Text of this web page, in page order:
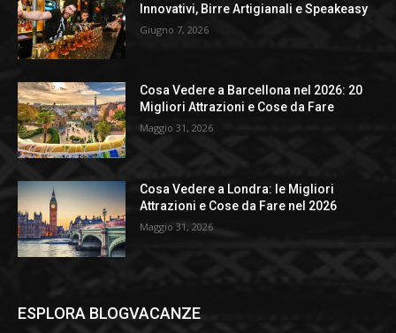
Innovativi, Birre Artigianali e Speakeasy
Giugno 7, 2026
Cosa Vedere a Barcellona nel 2026: 20
Migliori Attrazioni e Cose da Fare
Maggio 31, 2026
Cosa Vedere a Londra: le Migliori
Attrazioni e Cose da Fare nel 2026
Maggio 31, 2026
ESPLORA BLOGVACANZE